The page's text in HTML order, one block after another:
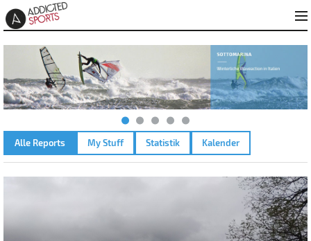
Alle Reports My Stuff Statistik Kalender